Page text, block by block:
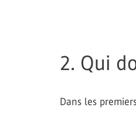
2. Qui
Dans les